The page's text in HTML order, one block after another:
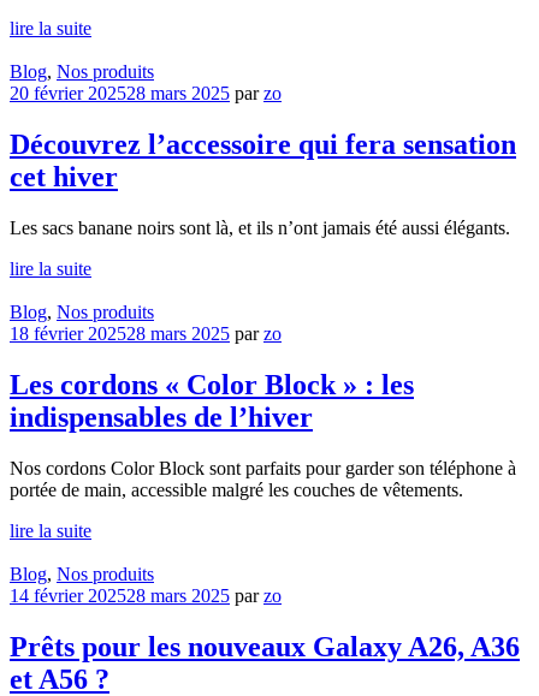
lire la suite
Blog, Nos produits
20 février 202528 mars 2025 parzo
Découvrez l’accessoire qui fera sensation
cet hiver
Les sacs banane noirs sont là, et ils n’ont jamais été aussi élégants.
lire la suite
Blog, Nos produits
18 février 202528 mars 2025 parzo
Les cordons « Color Block » : les
indispensables de l’hiver
Nos cordons Color Block sont parfaits pour garder son téléphone à
portée de main, accessible malgré les couches de vêtements.
lire la suite
Blog, Nos produits
14 février 202528 mars 2025 parzo
Prêts pour les nouveaux Galaxy A26, A36
et A56 ?